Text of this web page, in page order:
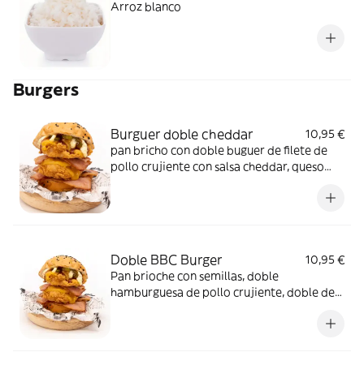
Arroz blanco
Burgers
Burguer doble cheddar
10,95 €
pan bricho con doble buguer de filete de
pollo crujiente con salsa cheddar, queso
Doble BBC Burger
10,95 €
Pan brioche con semillas, doble
hamburguesa de pollo crujiente, doble de